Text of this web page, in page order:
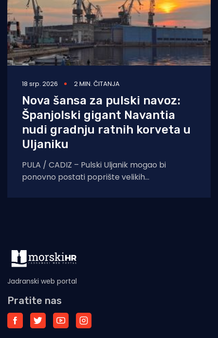
18 srp. 2026 2 MIN. ČITANJA
Nova šansa za pulski navoz:
Španjolski gigant Navantia
nudi gradnju ratnih korveta u
Uljaniku
PULA / CADIZ – Pulski Uljanik mogao bi
ponovno postati poprište velikih
Jadranski web portal
Pratite nas